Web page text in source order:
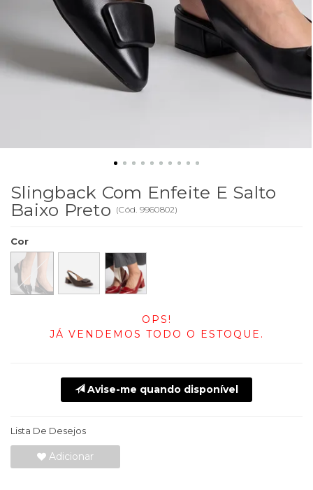
Slingback Com Enfeite E Salto
Baixo Preto (Cód. 9960802)
Cor
OPS!
JÁ VENDEMOS TODO O ESTOQUE.
Avise-me quando disponível
Lista De Desejos
Adicionar